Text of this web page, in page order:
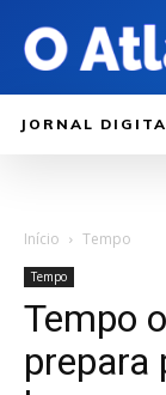
JORNAL
Início Tempo
Tempo
Tempo
prepara